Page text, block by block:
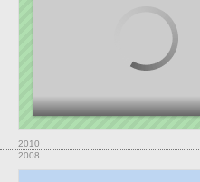
2010
2008